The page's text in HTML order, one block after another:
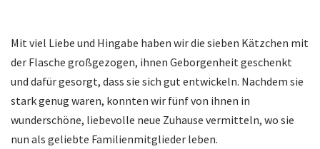
Mit viel Liebe und Hingabe haben wir die sieben Kätzchen mit
der Flasche großgezogen, ihnen Geborgenheit geschenkt
und dafür gesorgt, dass sie sich gut entwickeln. Nachdem sie
stark genug waren, konnten wir fünf von ihnen in
wunderschöne, liebevolle neue Zuhause vermitteln, wo sie
nun als geliebte Familienmitglieder leben.